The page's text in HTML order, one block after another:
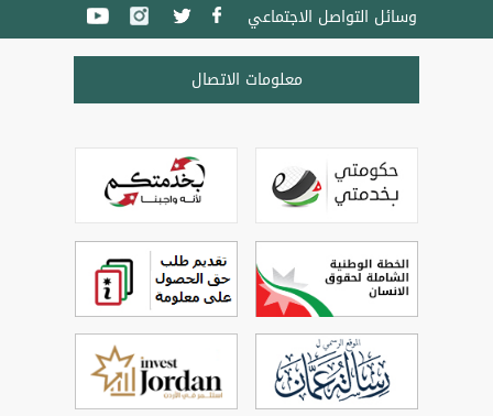
وسائل التواصل الاجتماعي
معلومات الاتصال